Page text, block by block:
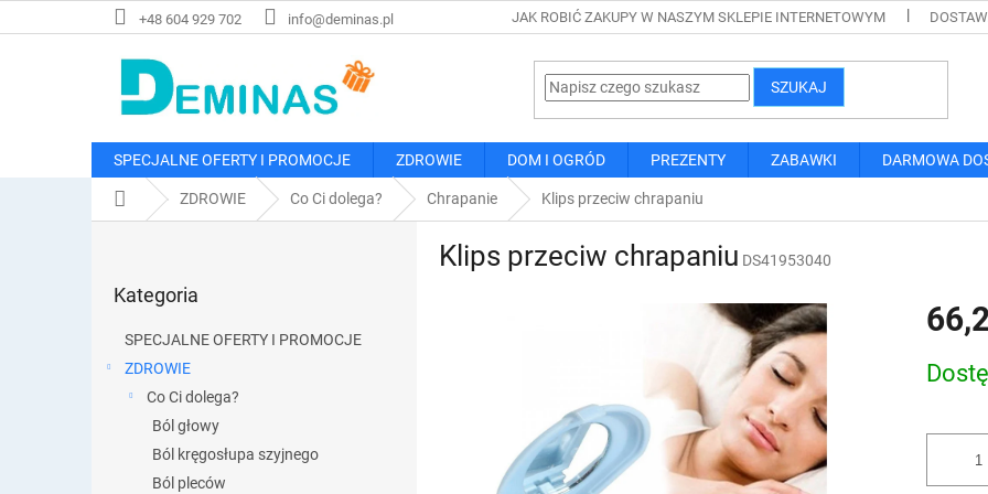
do
+48 604 929 702 info@deminas.pl JAK ROBIĆ ZAKUPY W NASZYM SKLEPIE INTERNETOWYM
SZUKAJ
SPECJALNE OFERTY I PROMOCJE ZDROWIE DOM I OGRÓD PREZENTY ZABAWKI DARMOWA
Home ZDROWIE Co Ci dolega? Chrapanie Klips przeciw chrapaniu
kategorie
Kategoria
SPECJALNE OFERTY I PROMOCJE
ZDROWIE
Co Ci dolega?
Ból głowy
Ból kręgosłupa szyjnego
Ból pleców
Klips przeciw chrapaniu DS41953040